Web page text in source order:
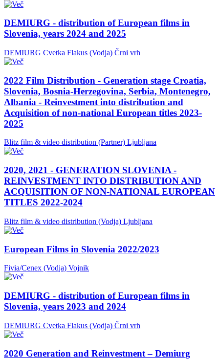
DEMIURG - distribution of European films in
Slovenia, years 2024 and 2025
DEMIURG Cvetka Flakus (Vodja) Črni vrh
2022 Film Distribution - Generation stage Croatia,
Slovenia, Bosnia-Herzegovina, Serbia, Montenegro,
Albania - Reinvestment into distribution and
Acquisition of non-national European titles 2023-
2025
Blitz film & video distribution (Partner) Ljubljana
2020, 2021 - GENERATION SLOVENIA -
REINVESTMENT INTO DISTRIBUTION AND
ACQUISITION OF NON-NATIONAL EUROPEAN
TITLES 2022-2024
Blitz film & video distribution (Vodja) Ljubljana
European Films in Slovenia 2022/2023
Fivia/Cenex (Vodja) Vojnik
DEMIURG - distribution of European films in
Slovenia, years 2023 and 2024
DEMIURG Cvetka Flakus (Vodja) Črni vrh
2020 Generation and Reinvestment – Demiurg